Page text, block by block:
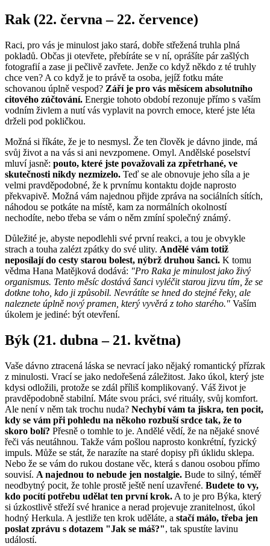
Rak (22. června – 22. července)
Raci, pro vás je minulost jako stará, dobře střežená truhla plná
pokladů. Občas ji otevřete, přebíráte se v ní, oprášíte pár zašlých
fotografií a zase ji pečlivě zavřete. Jenže co když někdo z té truhly
chce ven? A co když je to právě ta osoba, jejíž fotku máte
schovanou úplně vespod? Září je pro vás měsícem absolutního
citového zúčtování. Energie tohoto období rezonuje přímo s vaším
vodním živlem a nutí vás vyplavit na povrch emoce, které jste léta
drželi pod pokličkou.
Možná si říkáte, že je to nesmysl. Že ten člověk je dávno jinde, má
svůj život a na vás si ani nevzpomene. Omyl. Andělské poselství
mluví jasně: pouto, které jste považovali za zpřetrhané, ve
skutečnosti nikdy nezmizelo. Teď se ale obnovuje jeho síla a je
velmi pravděpodobné, že k prvnímu kontaktu dojde naprosto
překvapivě. Možná vám najednou přijde zpráva na sociálních sítích,
náhodou se potkáte na místě, kam za normálních okolností
nechodíte, nebo třeba se vám o něm zmíní společný známý.
Důležité je, abyste nepodlehli své první reakci, a tou je obvykle
strach a touha zalézt zpátky do své ulity. Andělé vám totiž
neposílají do cesty starou bolest, nýbrž druhou šanci. K tomu
vědma Hana Matějková dodává: "Pro Raka je minulost jako živý
organismus. Tento měsíc dostává šanci vyléčit starou jizvu tím, že se
dotkne toho, kdo ji způsobil. Nevrátíte se hned do stejné řeky, ale
naleznete úplně nový pramen, který vyvěrá z toho starého." Vaším
úkolem je jediné: být otevření.
Býk (21. dubna – 21. května)
Vaše dávno ztracená láska se nevrací jako nějaký romantický přízrak
z minulosti. Vrací se jako nedořešená záležitost. Jako úkol, který jste
kdysi odložili, protože se zdál příliš komplikovaný. Váš život je
pravděpodobně stabilní. Máte svou práci, své rituály, svůj komfort.
Ale není v něm tak trochu nuda? Nechybí vám ta jiskra, ten pocit,
kdy se vám při pohledu na někoho rozbuší srdce tak, že to
skoro bolí? Přesně o tomhle to je. Andělé vědí, že na nějaké snové
řeči vás neutáhnou. Takže vám pošlou naprosto konkrétní, fyzický
impuls. Může se stát, že narazíte na staré dopisy při úklidu sklepa.
Nebo že se vám do rukou dostane věc, která s danou osobou přímo
souvisí. A najednou to nebude jen nostalgie. Bude to silný, téměř
neodbytný pocit, že tohle prostě ještě není uzavřené. Budete to vy,
kdo pocítí potřebu udělat ten první krok. A to je pro Býka, který
si úzkostlivě střeží své hranice a nerad projevuje zranitelnost, úkol
hodný Herkula. A jestliže ten krok uděláte, a stačí málo, třeba jen
poslat zprávu s dotazem "Jak se máš?", tak spustíte lavinu
událostí.